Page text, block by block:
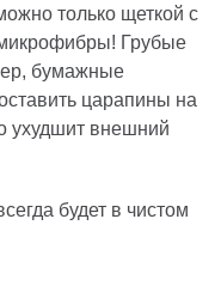
только щеткой с
Грубые
бумажные
царапины на
ухудшит внешний
будет в чистом